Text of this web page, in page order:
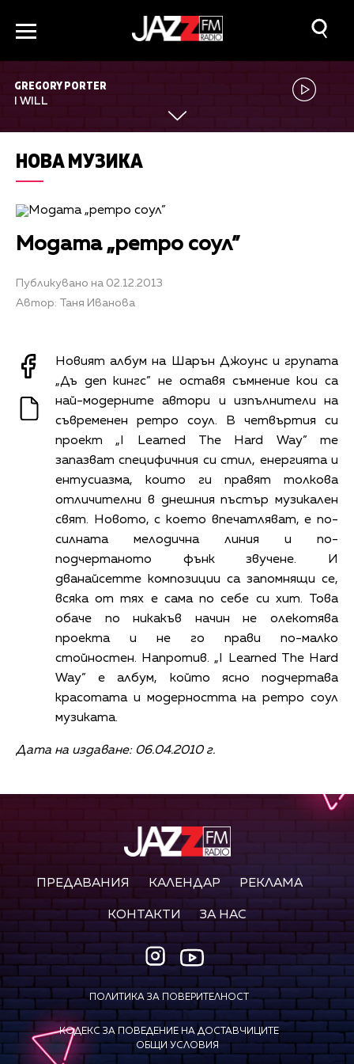
GREGORY PORTER
I WILL
НОВА МУЗИКА
Модата „ретро соул”
Публикувано на 02.12.2013
Автор: Таня Иванова
Новият албум на Шарън Джоунс и групата
„Дъ деп кингс” не оставя съмнение кои са
най-модерните автори и изпълнители на
съвременен ретро соул. В четвъртия си
проект „I Learned The Hard Way” те
запазват специфичния си стил, енергията и
ентусиазма, които ги правят толкова
отличителни в днешния пъстър музикален
свят. Новото, с което впечатляват, е по-
силната мелодична линия и по-
подчертаното фънк звучене. И
дванайсетте композиции са запомнящи се,
всяка от тях е сама по себе си хит. Това
обаче по никакъв начин не олекотява
проекта и не го прави по-малко
стойностен. Напротив. „I Learned The Hard
Way” е албум, който ясно подчертава
красотата и модерността на ретро соул
музиката.
Дата на издаване: 06.04.2010 г.
ПРЕДАВАНИЯ КАЛЕНДАР РЕКЛАМА
КОНТАКТИ ЗА НАС
ПОЛИТИКА ЗА ПОВЕРИТЕЛНОСТ
КОДЕКС ЗА ПОВЕДЕНИЕ НА ДОСТАВЧИЦИТЕ
ОБЩИ УСЛОВИЯ